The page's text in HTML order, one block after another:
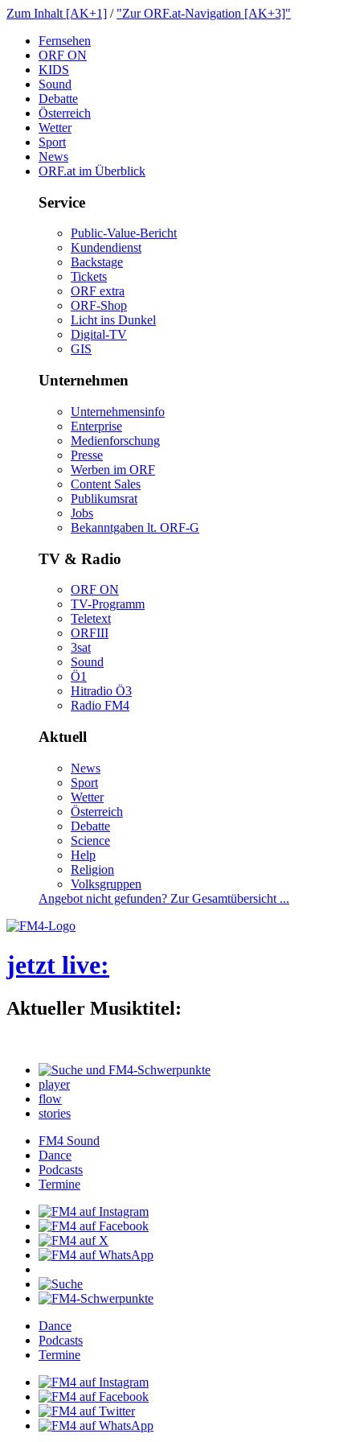
ZumInhalt[AK+1] / "ZurORF.at-Navigation[AK+3]"
Fernsehen
ORFON
KIDS
Sound
Debatte
Österreich
Wetter
Sport
News
ORF.atimÜberblick
Service
Public-Value-Bericht
Kundendienst
Backstage
Tickets
ORFextra
ORF-Shop
LichtinsDunkel
Digital-TV
GIS
Unternehmen
Unternehmensinfo
Enterprise
Medienforschung
Presse
WerbenimORF
ContentSales
Publikumsrat
Jobs
Bekanntgabenlt.ORF-G
TV&Radio
ORFON
TV-Programm
Teletext
ORFIII
3sat
Sound
Ö1
HitradioÖ3
RadioFM4
Aktuell
News
Sport
Wetter
Österreich
Debatte
Science
Help
Religion
Volksgruppen
Angebotnichtgefunden?ZurGesamtübersicht...
jetztlive:
AktuellerMusiktitel:
player
flow
stories
FM4Sound
Dance
Podcasts
Termine
Dance
Podcasts
Termine